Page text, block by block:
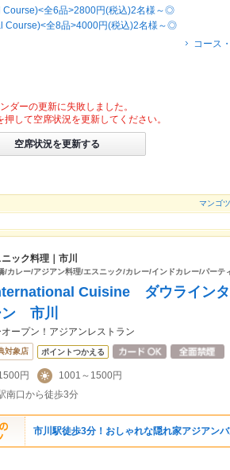
Course)<全6品>2800円(税込)2名様～◎
Course)<全8品>4000円(税込)2名様～◎
コース
ダーの更新に失敗しました。
押して空席状況を更新してください。
空席状況を更新する
マンゴ
ック料理｜市川
/カレー/アジアン料理/エスニック/カレー/インドカレー/パーテ
Cuisine ダウラインタ
ン 市川
ープン！アジアンレストラン
対象店 ポイントつかえる
円
1001～1500円
南口から徒歩3分
市川駅徒歩3分！おしゃれな隠れ家アジアン